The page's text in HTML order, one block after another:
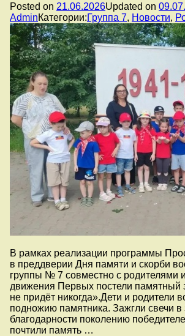
Posted on 21.06.2026Updated on
AdminКатегории:Группа 7, Новости,
В рамках реализации программы
в преддверии Дня памяти и скорби
группы № 7 совместно с родителями
движения Первых постели памятный
не придёт никогда».Дети и родители
подножию памятника. Зажгли свечи в
благодарности поколению
почтили память …